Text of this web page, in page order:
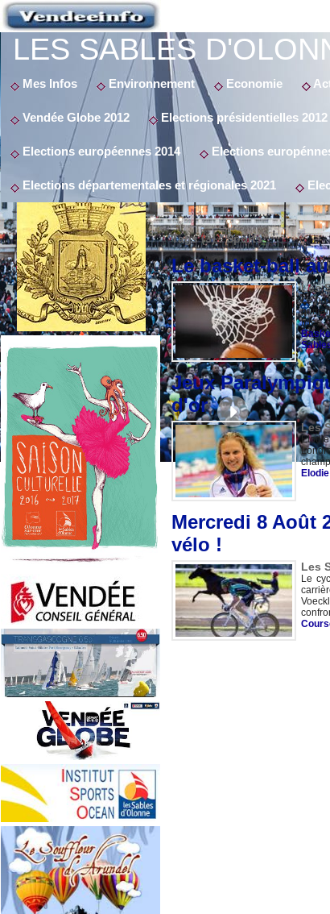
LES SABLES
Mes Infos Environnement Economie
Vendée Globe 2012 Elections présidentielles 2012
Elections européennes 2014 Elections
Elections départementales et régionales 2021
Tags (3) : Sports
Le basket-ball
Les
Le
filles,
Jeux
d'or
Les
Mercredi 8 Août
vélo !
Les
Le